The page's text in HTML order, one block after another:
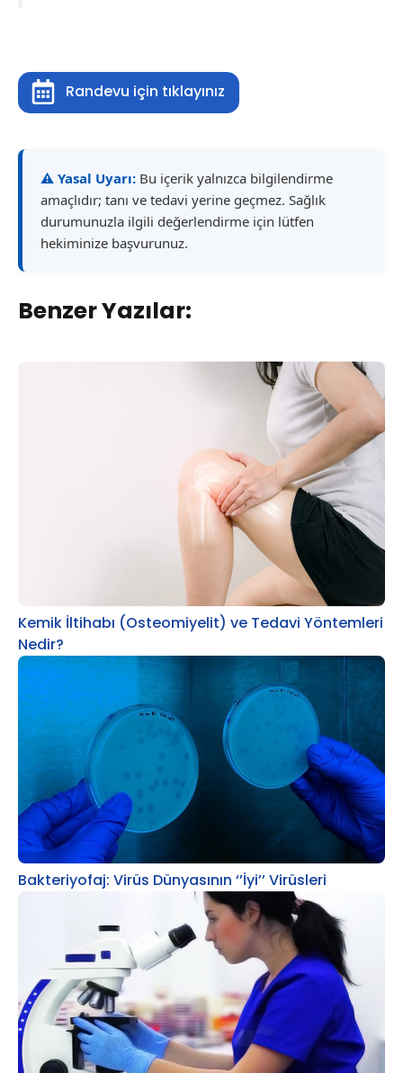
Randevu için tıklayınız
⚠️ Yasal Uyarı: Bu içerik yalnızca bilgilendirme
amaçlıdır; tanı ve tedavi yerine geçmez. Sağlık
durumunuzla ilgili değerlendirme için lütfen
hekiminize başvurunuz.
Benzer Yazılar:
Kemik İltihabı (Osteomiyelit) ve Tedavi Yöntemleri
Nedir?
Bakteriyofaj: Virüs Dünyasının ‘’İyi’’ Virüsleri